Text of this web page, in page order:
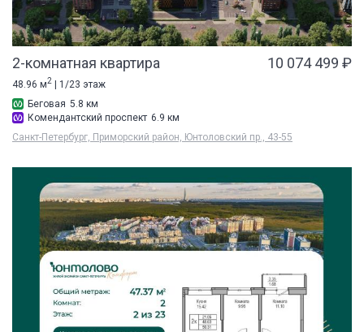
2-комнатная квартира 10 074 499 ₽
48.96 м2 | 1/23 этаж
Беговая 5.8 км
Комендантский проспект 6.9 км
Санкт-Петербург, Приморский район, Юнтоловский пр., 43-55